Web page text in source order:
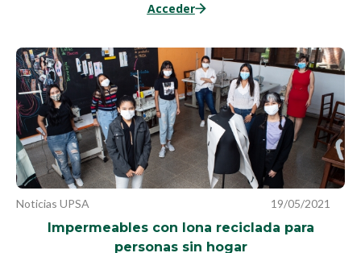
Acceder
Noticias UPSA 19/05/2021
Impermeables con lona reciclada para
personas sin hogar